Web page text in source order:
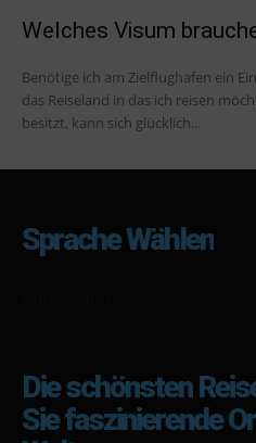
Welches Visum
Benötige ich am Zielflughafen ein
das Reiseland in das ich reisen möchte? Wer einen deutschen
besitzt, kann sich glücklich...
Sprache Wählen
Die schönsten
Sie faszinierende